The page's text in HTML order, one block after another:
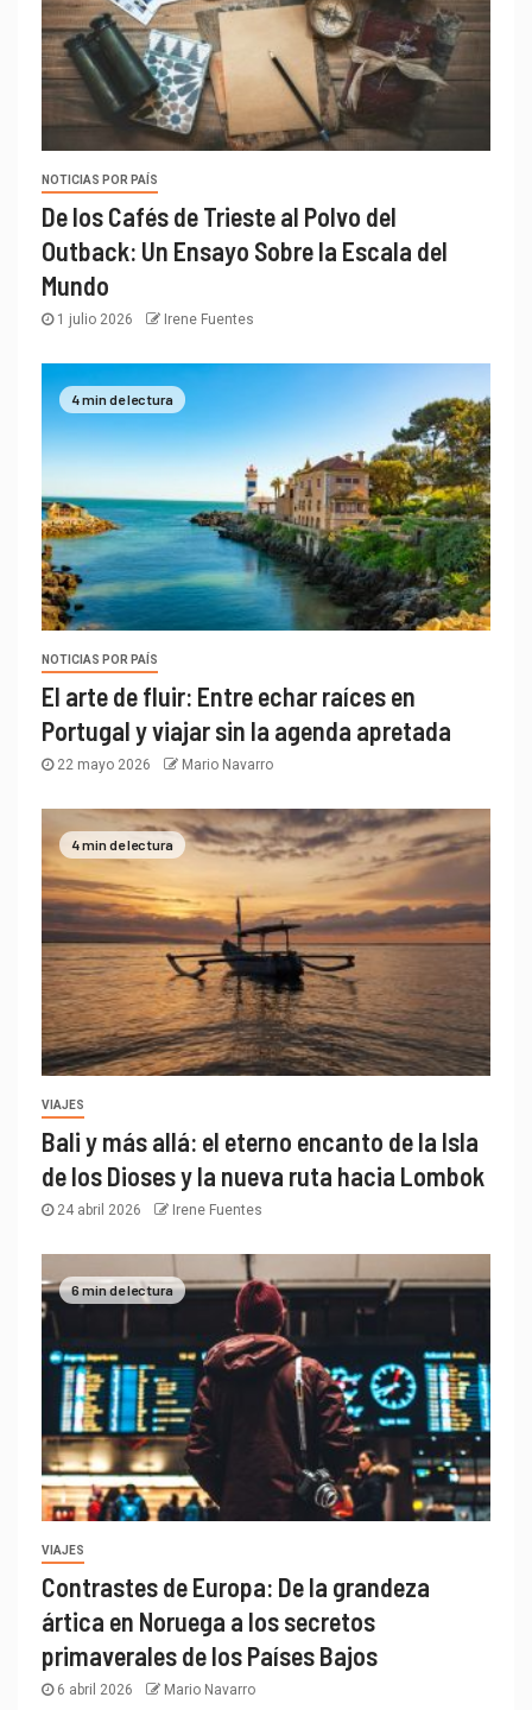
NOTICIAS POR PAÍS
De los Cafés de Trieste al Polvo del
Outback: Un Ensayo Sobre la Escala del
Mundo
1 julio 2026 Irene Fuentes
4 min de lectura
NOTICIAS POR PAÍS
El arte de fluir: Entre echar raíces en
Portugal y viajar sin la agenda apretada
22 mayo 2026 Mario Navarro
4 min de lectura
VIAJES
Bali y más allá: el eterno encanto de la Isla
de los Dioses y la nueva ruta hacia Lombok
24 abril 2026 Irene Fuentes
6 min de lectura
VIAJES
Contrastes de Europa: De la grandeza
ártica en Noruega a los secretos
primaverales de los Países Bajos
6 abril 2026 Mario Navarro